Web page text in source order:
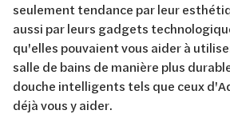
seulement tendance par leur
aussi par leurs gadgets
qu'elles pouvaient vous aider à
salle de bains de manière plus
douche intelligents tels que ceux
déjà vous y aider.